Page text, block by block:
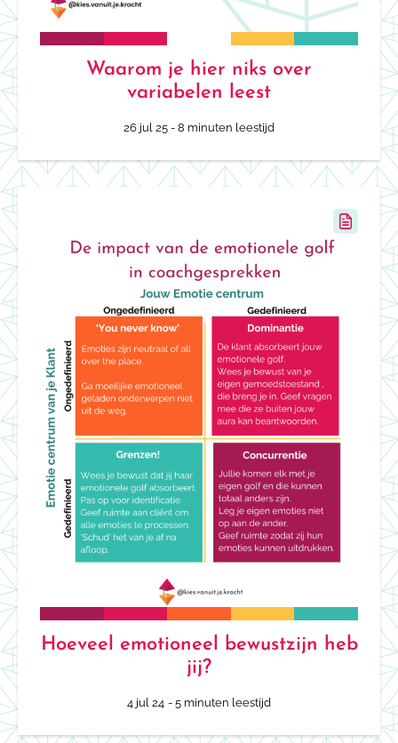
Waarom je hier niks over
variabelen leest
26 jul 25 - 8 minuten leestijd
Hoeveel emotioneel bewustzijn heb
jij?
4 jul 24 - 5 minuten leestijd